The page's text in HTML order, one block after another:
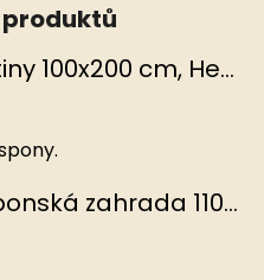
produktů
Kašmírový pléd Květiny 100x200 cm, Hedvábný svět
hvězdiček.
Hedvábný šátek Japonská zahrada 110x110 cm v dárkovém balení, HEDVÁBNÝ SVĚT
hvězdiček.